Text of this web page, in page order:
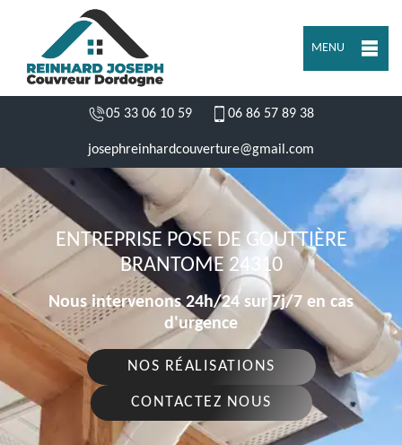
MENU
05 33 06 10 59 06 86 57 89 38
josephreinhardcouverture@gmail.com
ENTREPRISE POSE DE GOUTTIÈRE
BRANTOME 24310
Nous intervenons 24h/24 sur 7j/7 en cas
d'urgence
NOS RÉALISATIONS
CONTACTEZ NOUS